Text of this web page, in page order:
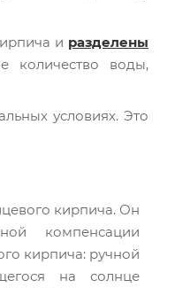
и разделены
количество воды,
условиях. Это
кирпича. Он
компенсации
кирпича: ручной
на солнце